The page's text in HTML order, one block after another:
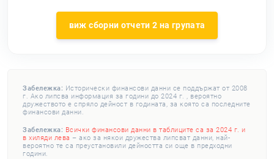
виж сборни отчети 2 на групата
Забележка: Исторически финансови данни се поддържат от 2008
г. Ако липсва информация за години до 2024 г. , вероятно
дружеството е спряло дейност в годината, за която са последните
финансови данни.
Забележка: Всички финансови данни в таблиците са за 2024 г. и
в хиляди лева – ако за някои дружества липсват данни, най-
вероятно те са преустановили дейността си още в предходни
години.